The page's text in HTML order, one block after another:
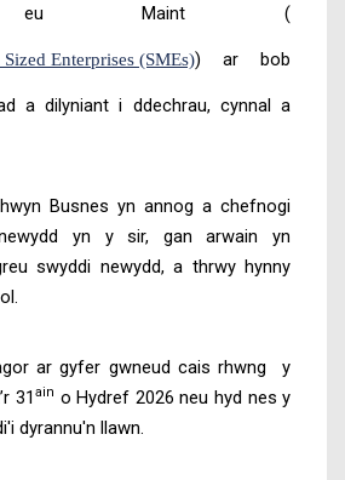
eu Maint (
Enterprises (SMEs))ar bob
a dilyniant i ddechrau, cynnal a
Busnes yn annog a chefnogi
yn y sir, gan arwain yn
swyddi newydd, a thrwy hynny
ar gyfer gwneud cais rhwng
y
31 ain o Hydref 2026neu hyd nes y
dyrannu'n llawn.